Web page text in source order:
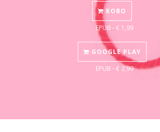
KOBO
EPUB - € 1,99
GOOGLE PLAY
EPUB - € 2,99